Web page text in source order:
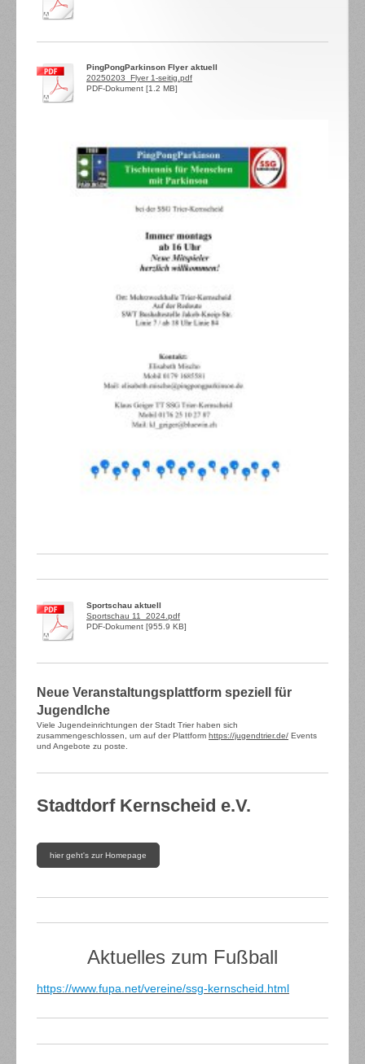
PingPongParkinson Flyer aktuell
20250203_Flyer 1-seitig.pdf
PDF-Dokument [1.2 MB]
Sportschau aktuell
Sportschau 11_2024.pdf
PDF-Dokument [955.9 KB]
Neue Veranstaltungsplattform speziell für
Jugendlche
Viele Jugendeinrichtungen der Stadt Trier haben sich
zusammengeschlossen, um auf der Plattform https://jugendtrier.de/ Events
und Angebote zu poste.
Stadtdorf Kernscheid e.V.
hier geht's zur Homepage
Aktuelles zum Fußball
https://www.fupa.net/vereine/ssg-kernscheid.html